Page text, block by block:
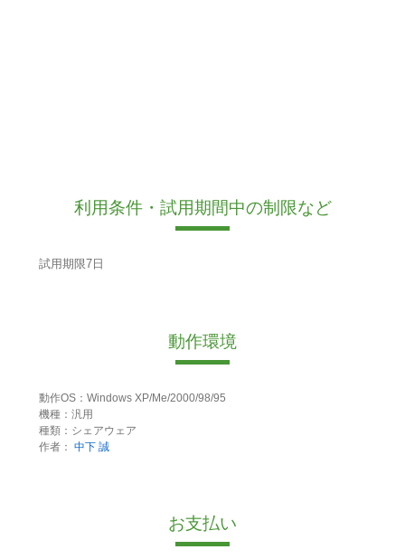
利用条件・試用期間中の制限など
試用期限7日
動作環境
動作OS：Windows XP/Me/2000/98/95
機種：汎用
種類：シェアウェア
作者： 中下 誠
お支払い